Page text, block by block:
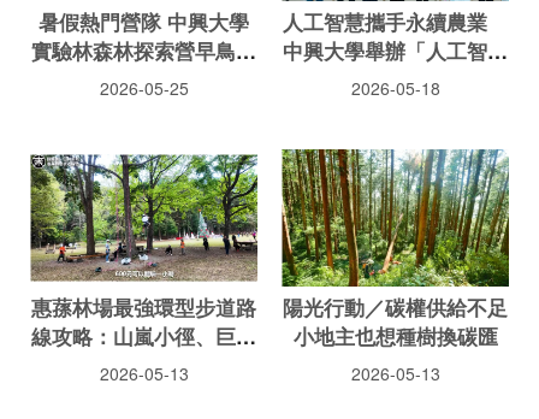
暑假熱門營隊 中興大學
實驗林森林探索營早鳥優
惠到5月底
2026-05-25
人工智慧攜手永續農業
中興大學舉辦「人工智慧
×永續農業×綠色轉型新
2026-05-18
惠蓀林場最強環型步道路
線攻略：山嵐小徑、巨松
臺、湯公碑一次滿足！魔
2026-05-13
陽光行動／碳權供給不足
小地主也想種樹換碳匯
2026-05-13